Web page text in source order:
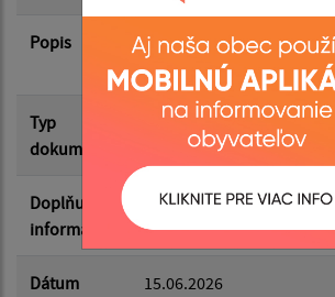
Filtrovať
Popis
uzávierka cesty -
športového podujatia
Typ
dokumentu
Rôzne
Doplňujúce
informácie
Dátum
15.06.2026